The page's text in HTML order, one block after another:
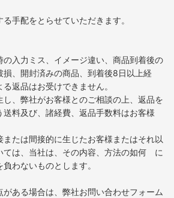
手配をとらせていただきます。
の入力ミス、イメージ違い、商品到着後の
損、開封済みの商品、到着後8日以上経
返品はお受けできません。
、弊社がお客様とのご相談の上、返品を
送料及び、諸経費、返品手数料はお客様
たは間接的に生じたお客様またはそれ以
ては、当社は、その内容、方法の如何 に
わないものとします。
がある場合は、弊社お問い合わせフォーム